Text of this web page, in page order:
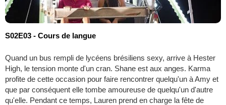
S02E03 - Cours de langue
Quand un bus rempli de lycéens brésiliens sexy, arrive à Hester
High, le tension monte d'un cran. Shane est aux anges. Karma
profite de cette occasion pour faire rencontrer quelqu'un à Amy et
que par conséquent elle tombe amoureuse de quelqu'un d'autre
qu'elle. Pendant ce temps, Lauren prend en charge la fête de